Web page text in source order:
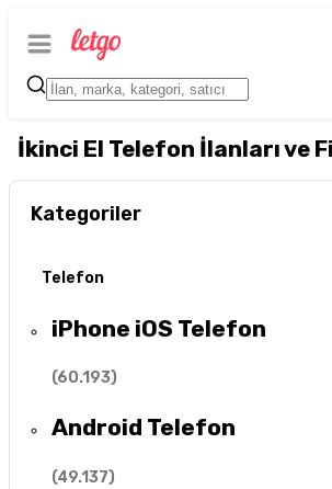
İkinci El Telefon İlanları ve
Kategoriler
Telefon
iPhone iOS Telefon
(60.193)
Android Telefon
(49.137)